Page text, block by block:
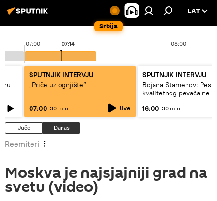
Srbija
LAT
07:00 08:00
07:14
SPUTNJIK INTERVJU
„Priče uz ognjište“
07:00 30 min live
SPUTNJIK INTERVJU
Bojana Stamenov:
kvalitetnog pevača ne
16:00 30 min
Juče Danas
Reemiteri
Moskva je najsjajniji grad na
svetu (video)